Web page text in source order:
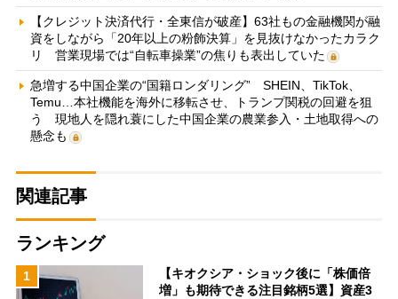
【クレジット決済代行・全東信が破産】63社もの金融機関が融
資をしながら「20年以上の粉飾決算」を見抜けなかったカラク
リ 営業現場では“自転車操業”の焦りも表出していた
急増する中国企業の“国籍ロンダリング” SHEIN、TikTok、
Temu…本社機能を海外に移転させ、トランプ関税の回避を狙
う 現地人を隠れ蓑にした中国企業の農業参入・土地取得への
懸念も
関連記事
ランキング
1
【キオクシア・ショック後に「株価倍
増」も期待できる注目銘柄5選】資産3